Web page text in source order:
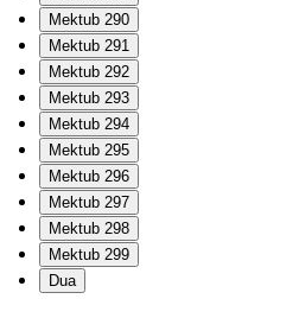
Mektub 290
Mektub 291
Mektub 292
Mektub 293
Mektub 294
Mektub 295
Mektub 296
Mektub 297
Mektub 298
Mektub 299
Dua